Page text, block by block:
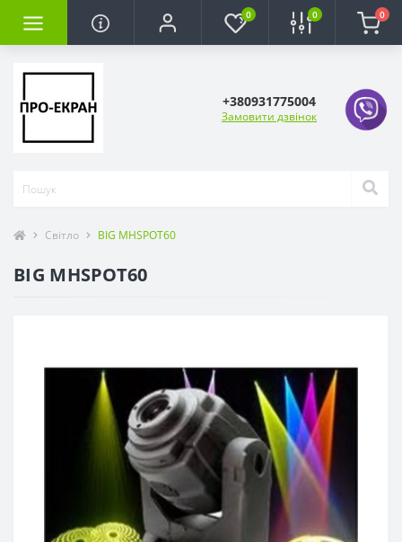
0 0 0
+380931775004
Замовити дзвінок
Світло BIG MHSPOT60
BIG MHSPOT60